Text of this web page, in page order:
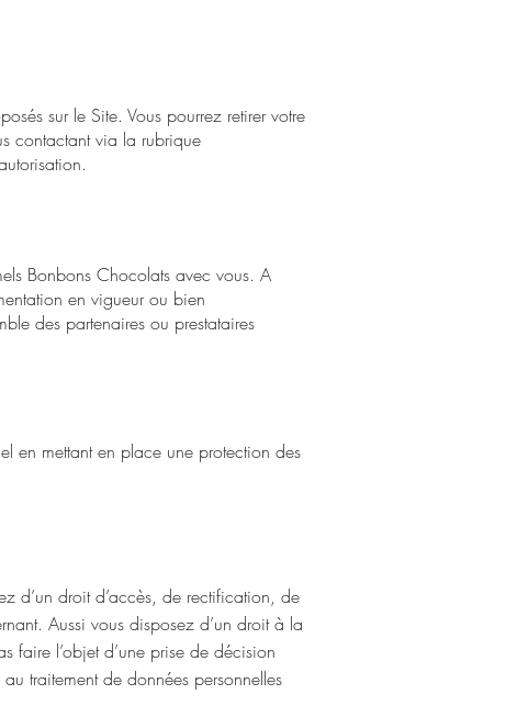
sur le Site. Vous pourrez retirer votre
contactant via la rubrique
Bonbons Chocolats avec vous. A
en vigueur ou bien
des partenaires ou prestataires
en mettant en place une protection des
d’un droit d’accès, de rectification, de
Aussi vous disposez d’un droit à la
faire l’objet d’une prise de décision
traitement de données personnelles